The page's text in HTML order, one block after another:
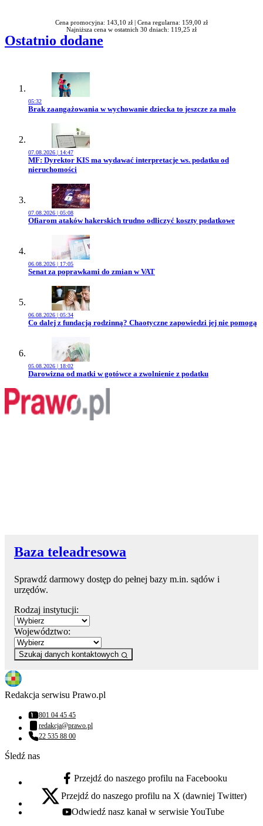
Cena promocyjna: 143,10 zł | Cena regularna: 159,00 zł
Najniższa cena w ostatnich 30 dniach: 119,25 zł
Ostatnio dodane
05:32
Przejdź do artykułu:
Brak zaangażowania w wychowanie dziecka to jeszcze za mało
07.08.2026 | 14:47
Przejdź do artykułu:
MF: Dyrektor KIS ma wydawać interpretacje ws. podatku od
nieruchomości
07.08.2026 | 05:08
Przejdź do artykułu:
Ofiarom ataków hakerskich trudno odliczyć koszty podatkowe
06.08.2026 | 17:05
Przejdź do artykułu:
Senat za poprawkami do zmian w VAT
06.08.2026 | 05:34
Przejdź do artykułu:
Co dalej z fundacją rodzinną? Chaotyczne zapowiedzi jej nie pomogą
05.08.2026 | 18:02
Przejdź do artykułu:
Darowizna od matki w gotówce a zwolnienie z podatku
Baza teleadresowa
Sprawdź darmowy dostęp do pełnej bazy m.in. sądów i
urzędów.
Rodzaj instytucji:
Województwo:
Szukaj danych kontaktowych
Redakcja serwisu Prawo.pl
Numer telefonu:
801 04 45 45
Adres email:
redakcja@prawo.pl
Numer telefonu:
22 535 88 00
Śledź nas
facebook - otwiera się w nowej karcie
Przejdź do naszego profilu na Facebooku
x - otwiera się w nowej karcie
Przejdź do naszego profilu na X (dawniej Twitter)
youtube - otwiera się w nowej karcie
Odwiedź nasz kanał w serwisie YouTube